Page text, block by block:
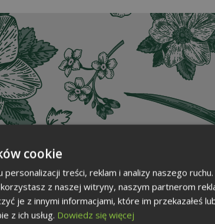
cookie
personalizacji treści, reklam i analizy naszego
z naszej witryny, naszym partnerom
je z innymi informacjami, które im przekazałeś
z ich usług. Dowiedz się więcej